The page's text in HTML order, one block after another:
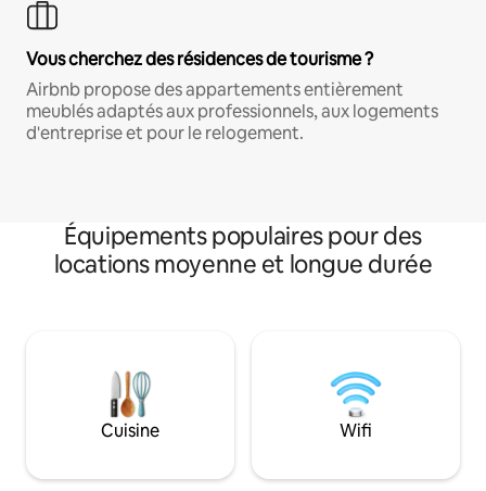
Vous cherchez des résidences de tourisme ?
Airbnb propose des appartements entièrement
meublés adaptés aux professionnels, aux logements
d'entreprise et pour le relogement.
Équipements populaires pour des
locations moyenne et longue durée
Cuisine Wifi